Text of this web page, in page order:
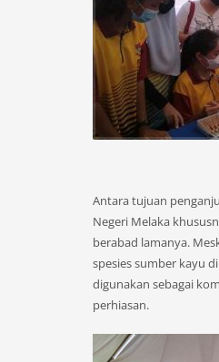
Antara tujuan
Negeri Melaka
berabad lamanya.
spesies sumber kayu
digunakan sebagai
perhiasan.